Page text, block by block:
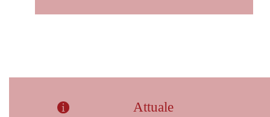
Attuale